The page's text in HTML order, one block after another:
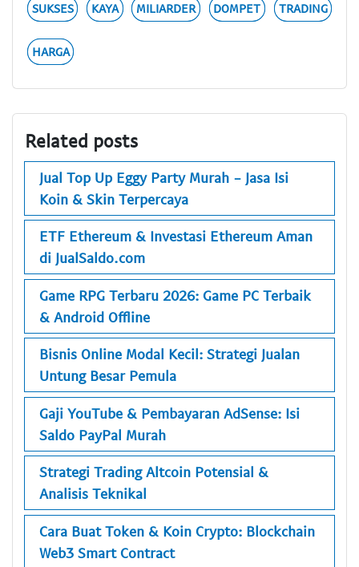
SUKSES KAYA MILIARDER DOMPET TRADING
HARGA
Related posts
Jual Top Up Eggy Party Murah - Jasa Isi
Koin & Skin Terpercaya
ETF Ethereum & Investasi Ethereum Aman
di JualSaldo.com
Game RPG Terbaru 2026: Game PC Terbaik
& Android Offline
Bisnis Online Modal Kecil: Strategi Jualan
Untung Besar Pemula
Gaji YouTube & Pembayaran AdSense: Isi
Saldo PayPal Murah
Strategi Trading Altcoin Potensial &
Analisis Teknikal
Cara Buat Token & Koin Crypto: Blockchain
Web3 Smart Contract